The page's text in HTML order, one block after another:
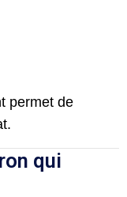
permet de
qui